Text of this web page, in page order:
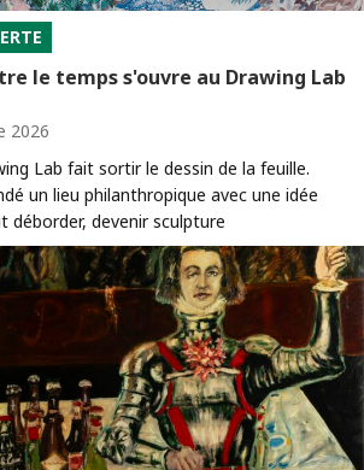
le temps s'ouvre au Drawing Lab
2026
Lab fait sortir le dessin de la feuille.
un lieu philanthropique avec une idée
déborder, devenir sculpture